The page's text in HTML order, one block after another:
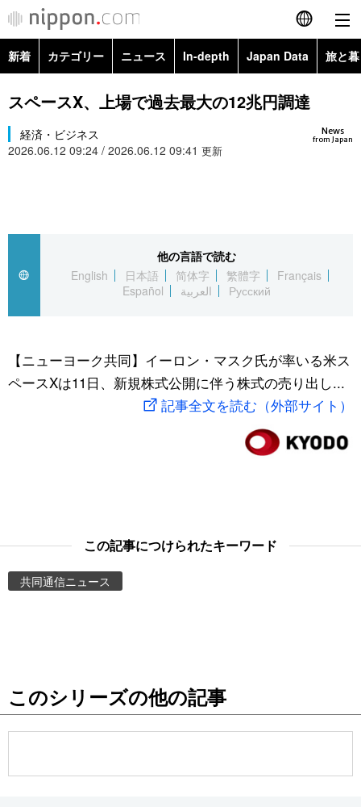
English
简体字
カテゴリー
文化
動画/Live
Images
お知らせ
新着 カテゴリー ニュース In-depth Japan Data 旅と
政治・外交
経済・ビジネス
スポーツ・東京2020
Topics
Images
スペースX、上場で過去最大の12兆円調達
News
from Japan
経済・ビジネス
2026.06.12 09:24 / 2026.06.12 09:41 更新
他の言語で読む
English
日本語 简体字 繁體字
Français
Español
العربية Русский
【ニューヨーク共同】イーロン・マスク氏が率いる米ス
ペースXは11日、新規株式公開に伴う株式の売り出し...
記事全文を読む（外部サイト）
この記事につけられたキーワード
共同通信ニュース
このシリーズの他の記事